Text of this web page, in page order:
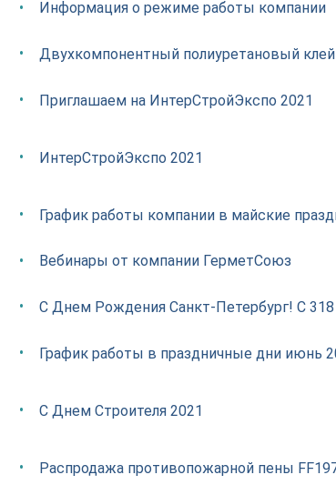
Информация о режиме работы компании
Двухкомпонентный полиуретановый
Приглашаем на ИнтерСтройЭкспо 2021
ИнтерСтройЭкспо 2021
График работы компании в майские
Вебинары от компании ГерметСоюз
С Днем Рождения Санкт-Петербург! С
График работы в праздничные дни июнь
С Днем Строителя 2021
Распродажа противопожарной пены